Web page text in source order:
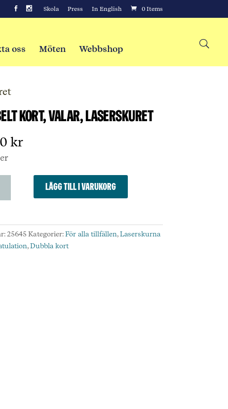
Skola Press In English 0 Items
oss Möten Webbshop
kort, Valar, Laserskuret
kr
Lägg till i varukorg
25645 Kategorier:För alla tillfällen,Laserskurna
,Dubbla kort